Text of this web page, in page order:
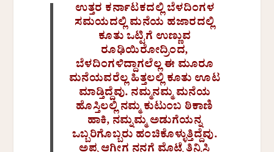
ಉತ್ತರ ಕರ್ನಾಟಕದಲ್ಲಿ ಬೆಳದಿಂಗಳ
ಸಮಯದಲ್ಲಿ ಮನೆಯ ಹಜಾರದಲ್ಲಿ
ಕೂತು ಒಟ್ಟಿಗೆ ಉಣ್ಣುವ
ರೂಢಿಯಿರೋದ್ರಿಂದ,
ಬೆಳದಿಂಗಳಿದ್ದಾಗಲೆಲ್ಲ ಈ ಮೂರೂ
ಮನೆಯವರೆಲ್ಲ ಹಿತ್ತಲಲ್ಲಿ ಕೂತು ಊಟ
ಮಾಡ್ತಿದ್ದೆವು. ನಮ್ಮನಮ್ಮ ಮನೆಯ
ಹೊಸ್ತಿಲಲ್ಲಿ ನಮ್ಮ ಕುಟುಂಬ ಠಿಕಾಣಿ
ಹಾಕಿ, ನಮ್ನಮ್ಮ ಅಡುಗೆಯನ್ನ
ಒಬ್ಬರಿಗೊಬ್ಬರು ಹಂಚಿಕೊಳ್ಳುತ್ತಿದ್ದೆವು.